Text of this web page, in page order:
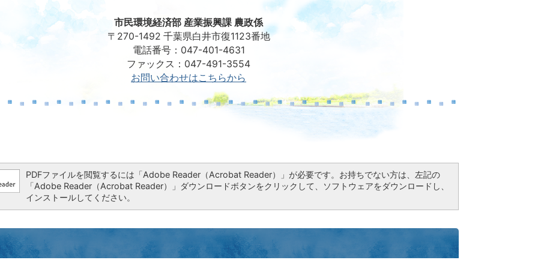
市民環境経済部 産業振興課 農政係
〒270-1492 千葉県白井市復1123番地
電話番号：047-401-4631
ファックス：047-491-3554
お問い合わせはこちらから
PDFファイルを閲覧するには「Adobe Reader（Acrobat Reader）」が必要です。お持ちでない方は、左記の
「Adobe Reader（Acrobat Reader）」ダウンロードボタンをクリックして、ソフトウェアをダウンロードし、
インストールしてください。